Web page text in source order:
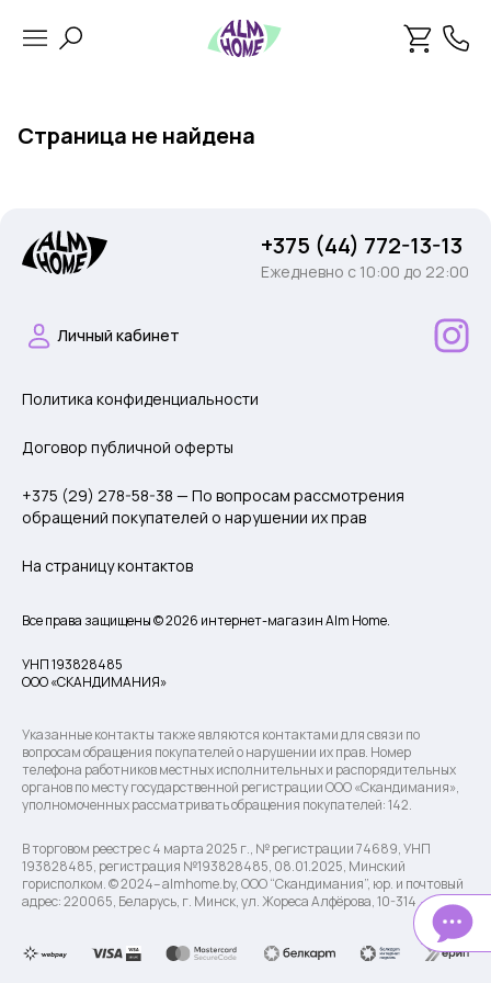
Страница не найдена
+375 (44) 772-13-13
Ежедневно c 10:00 до 22:00
Личный кабинет
Политика конфиденциальности
Договор публичной оферты
+375 (29) 278-58-38 — По вопросам рассмотрения
обращений покупателей о нарушении их прав
На страницу контактов
Все права защищены © 2026 интернет-магазин Alm Home.
УНП 193828485
ООО «СКАНДИМАНИЯ»
Указанные контакты также являются контактами для связи по
вопросам обращения покупателей о нарушении их прав. Номер
телефона работников местных исполнительных и распорядительных
органов по месту государственной регистрации ООО «Скандимания»,
уполномоченных рассматривать обращения покупателей: 142.
В торговом реестре с 4 марта 2025 г., № регистрации 74689, УНП
193828485, регистрация №193828485, 08.01.2025, Минский
горисполком. © 2024– almhome.by, ООО “Скандимания”, юр. и почтовый
адрес: 220065, Беларусь, г. Минск, ул. Жореса Алфёрова, 10-314